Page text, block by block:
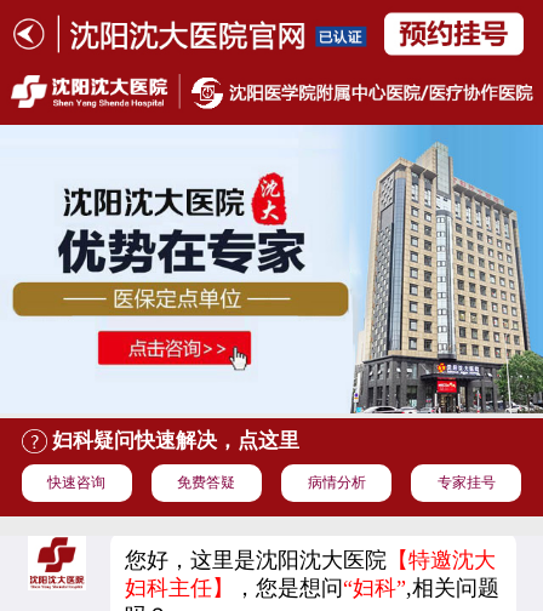
妇科疑问快速解决，点这里
快速咨询 免费答疑 病情分析 专家挂号
您好，这里是沈阳沈大医院 【特邀沈大
妇科主任】
，您是想问“妇科”,相关问题